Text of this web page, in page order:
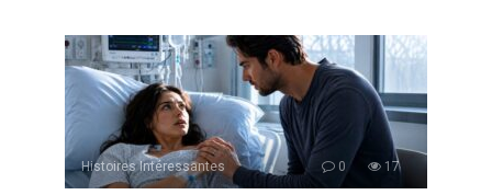
Histoires Intéressantes 0 17